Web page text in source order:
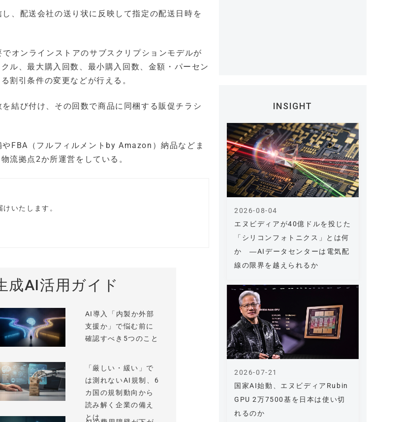
、配送会社の送り状に反映して指定の配送日時を
オンラインストアのサブスクリプションモデルが
ル、最大購入回数、最小購入回数、金額・パーセン
割引条件の変更などが行える。
結び付け、その回数で商品に同梱する販促チラシ
FBA（フルフィルメントby Amazon）納品などま
流拠点2か所運営をしている。
いたします。
成AI活用ガイド
AI導入「内製か外部
支援か」で悩む前に
確認すべき5つのこと
「厳しい・緩い」で
は測れないAI規制、6
カ国の規制動向から
読み解く企業の備え
とは
INSIGHT
エヌビディアが40億ドルを投じた
「シリコンフォトニクス」とは何
か ―AIデータセンターは電気配
線の限界を越えられるか
2026-08-04
国家AI始動、エヌビディアRubin
GPU 2万7500基を日本は使い切
れるのか
2026-07-21